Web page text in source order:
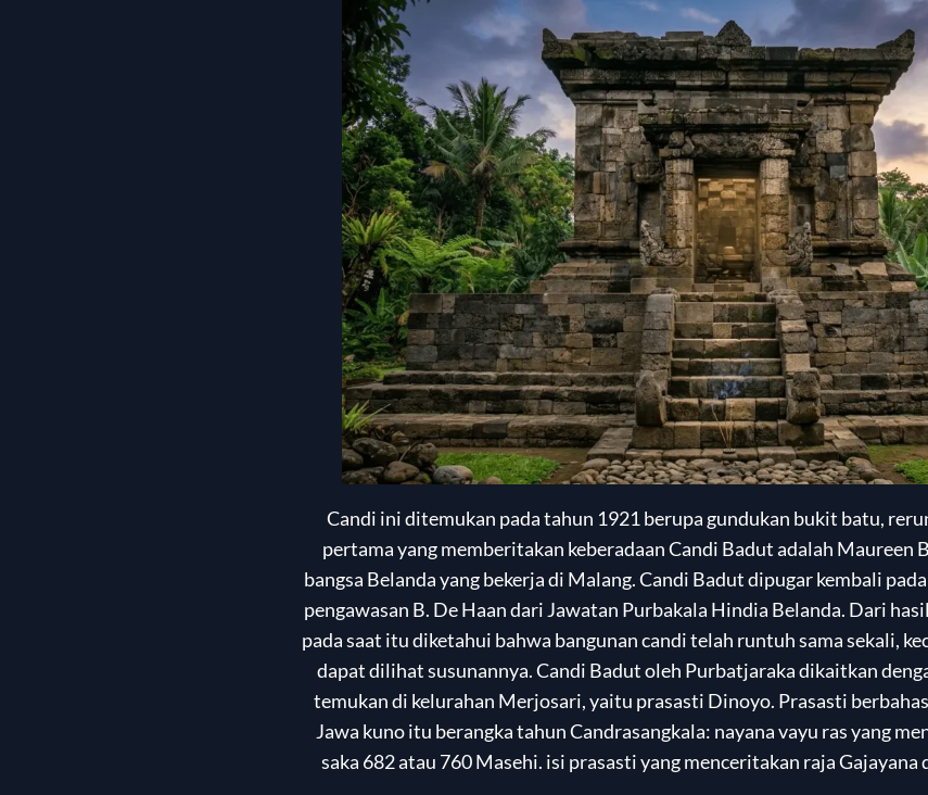
Candi ini ditemukan pada tahun 1921 berupa gundukan bukit batu,
pertama yang memberitakan keberadaan Candi Badut adalah Maureen
bangsa Belanda yang bekerja di Malang. Candi Badut dipugar kembali
pengawasan B. De Haan dari Jawatan Purbakala Hindia Belanda. Dari
pada saat itu diketahui bahwa bangunan candi telah runtuh sama sekali,
dapat dilihat susunannya. Candi Badut oleh Purbatjaraka dikaitkan
temukan di kelurahan Merjosari, yaitu prasasti Dinoyo. Prasasti
Jawa kuno itu berangka tahun Candrasangkala: nayana vayu ras yang
saka 682 atau 760 Masehi. isi prasasti yang menceritakan raja